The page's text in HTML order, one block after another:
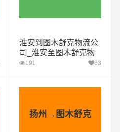
淮安到图木舒克物流公
司_淮安至图木舒克物
流专线
191 63
扬州→图木舒克